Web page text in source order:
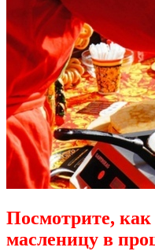
Посмотрите,
масленицу в